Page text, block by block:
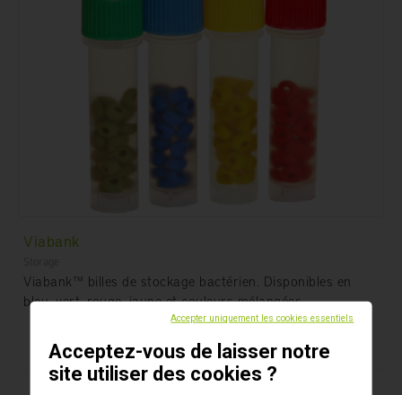
Viabank
Viabank™ billes de stockage bactérien. Disponibles en
bleu, vert, rouge, jaune et couleurs mélangées.
Accepter uniquement les cookies essentiels
Acceptez-vous de laisser notre
site utiliser des cookies ?